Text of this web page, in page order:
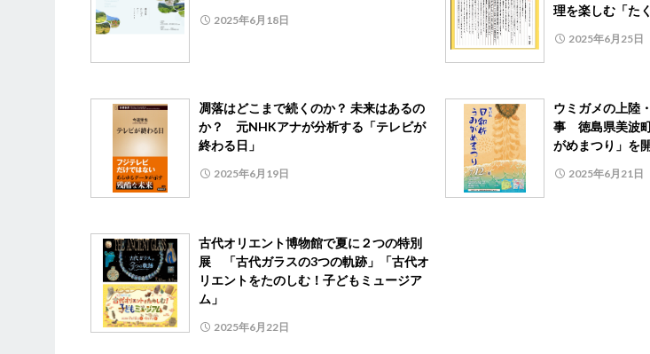
2025年6月18日
理を楽しむ「た
2025年6月25日
凋落はどこまで続くのか？ 未来はあるの
か？ 元NHKアナが分析する「テレビが
終わる日」
2025年6月19日
ウミガメの上陸
事 徳島県美波
がめまつり」を
2025年6月21日
古代オリエント博物館で夏に２つの特別
展 「古代ガラスの3つの軌跡」「古代オ
リエントをたのしむ！子どもミュージア
ム」
2025年6月22日